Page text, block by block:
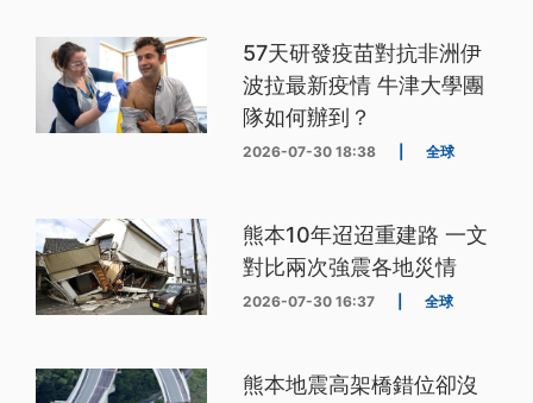
57天研發疫苗對抗非洲伊
波拉最新疫情 牛津大學團
隊如何辦到？
2026-07-30 18:38 全球
熊本10年迢迢重建路 一文
對比兩次強震各地災情
2026-07-30 16:37 全球
熊本地震高架橋錯位卻沒